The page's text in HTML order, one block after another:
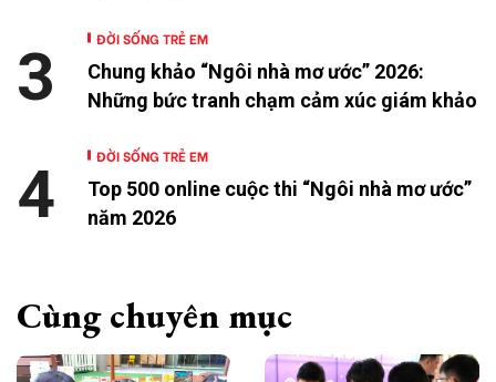
ĐỜI SỐNG TRẺ EM
Chung khảo “Ngôi nhà mơ ước” 2026:
Những bức tranh chạm cảm xúc giám khảo
3
ĐỜI SỐNG TRẺ EM
Top 500 online cuộc thi “Ngôi nhà mơ ước”
năm 2026
4
Cùng chuyên mục